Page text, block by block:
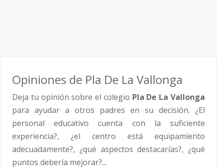
Opiniones de Pla De La Vallonga
Deja tu opinión sobre el colegio Pla De La Vallonga
para ayudar a otros padres en su decisión. ¿El
personal educativo cuenta con la suficiente
experiencia?, ¿el centro está equipamiento
adecuadamente?, ¿qué aspectos destacarías?, ¿qué
puntos debería mejorar?...